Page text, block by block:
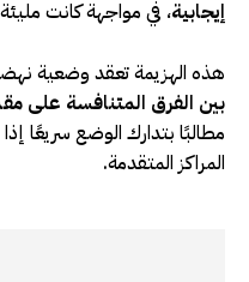
إيجابية، في مواجهة كانت مليئة
هذه الهزيمة تعقد وضعية
بين الفرق المتنافسة على
مطالبًا بتدارك الوضع سريعًا
المراكز المتقدمة.